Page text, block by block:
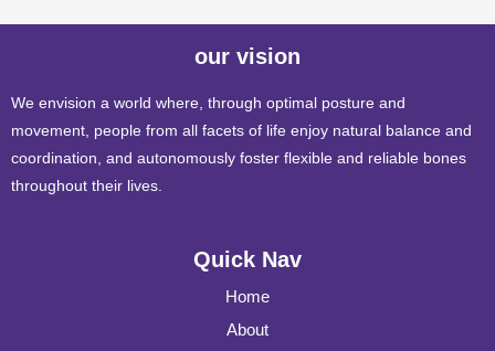
our vision
We envision a world where, through optimal posture and
movement, people from all facets of life enjoy natural balance and
coordination, and autonomously foster flexible and reliable bones
throughout their lives.
Quick Nav
Home
About